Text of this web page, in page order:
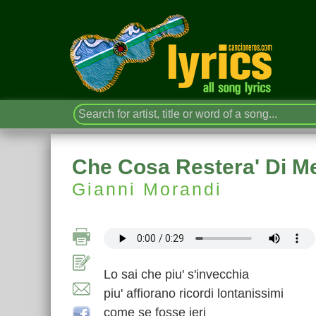
Che Cosa Restera' Di
Gianni Morandi
Lo sai che piu' s'invecchia
piu' affiorano ricordi lontanissimi
come se fosse ieri